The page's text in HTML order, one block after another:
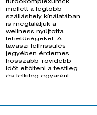
fürdőkomplexumok
mellett a legtöbb
szálláshely kínálatában
is megtaláljuk a
wellness nyújtotta
lehetőségeket. A
tavaszi felfrissülés
jegyében érdemes
hosszabb-rövidebb
időt eltölteni a testileg
és lelkileg egyaránt